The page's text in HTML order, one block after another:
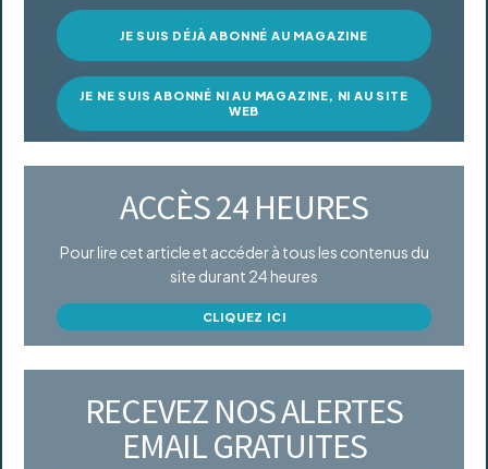
JE SUIS DÉJÀ ABONNÉ AU MAGAZINE
JE NE SUIS ABONNÉ NI AU MAGAZINE, NI AU SITE
WEB
ACCÈS 24 HEURES
Pour lire cet article et accéder à tous les contenus du
site durant 24 heures
CLIQUEZ ICI
RECEVEZ NOS ALERTES
EMAIL GRATUITES